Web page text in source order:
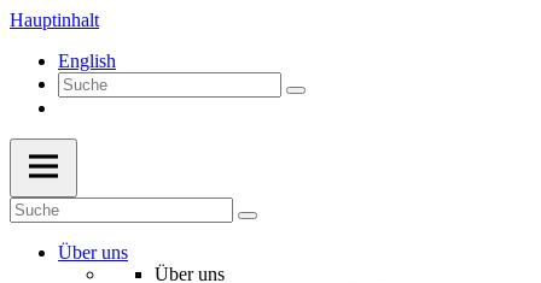
Hauptinhalt
English
Über uns
Über uns